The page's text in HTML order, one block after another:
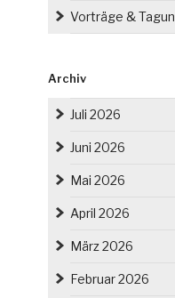
Vorträge &
Archiv
Juli 2026
Juni 2026
Mai 2026
April 2026
März 2026
Februar 2026